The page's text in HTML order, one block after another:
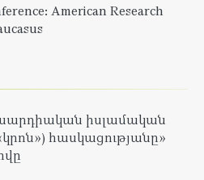
American Research
իսլամական
հասկացությանը»